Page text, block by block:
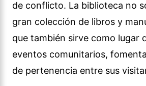
de conflicto. La biblioteca no
gran colección de libros y
que también sirve como lugar
eventos comunitarios,
de pertenencia entre sus